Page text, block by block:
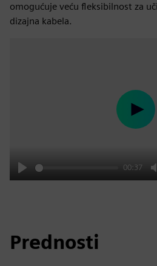
omogućuje veću fleksibilnost za
dizajna kabela.
Play
00:37
Play
Prednosti